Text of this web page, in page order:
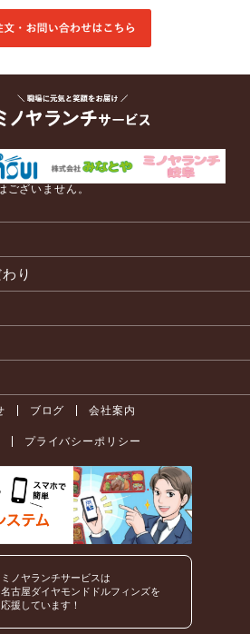
ざいません。
り
ブログ 会社案内
プライバシーポリシー
ミノヤランチサービスは
名古屋ダイヤモンドドルフィンズを
応援しています！